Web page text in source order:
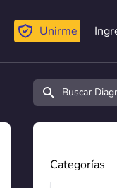
Unirme
Buscar
Categorías